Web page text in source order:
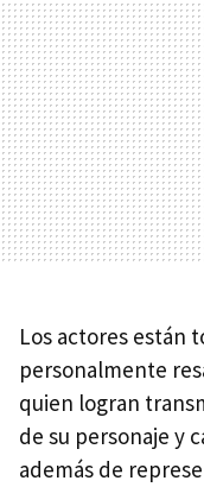
Los actores están
personalmente
quien logran
de su personaje y
además de